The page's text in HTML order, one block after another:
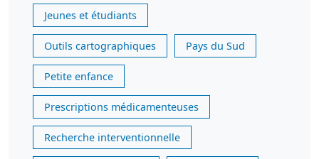
Jeunes et étudiants
Outils cartographiques Pays du Sud
Petite enfance
Prescriptions médicamenteuses
Recherche interventionnelle